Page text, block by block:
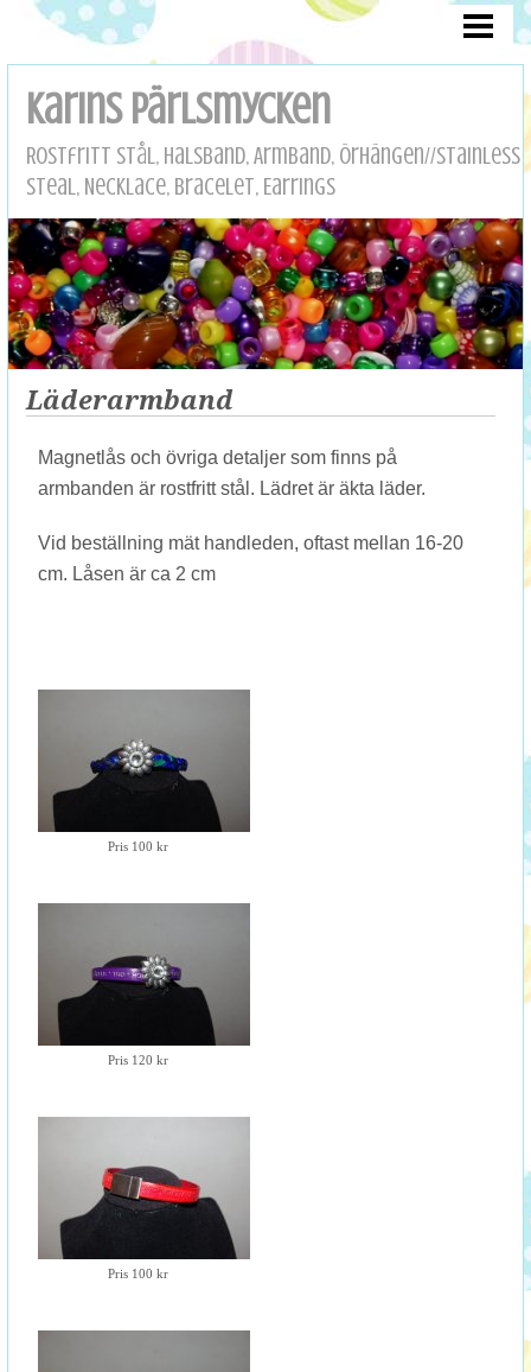
HEM/HOME
HALSBAND/HÄNGEN
ARMBAND
ÖRHÄNGEN/ EARRINGS
ROSTFRITT
DRÖMMAR
ÄNGLAR
KONTAKT/CONTACT
BETALNING/PAYMENT
Karins pärlsmycken
Rostfritt stål, Halsband, Armband, Örhängen//Stainless
Steal, Necklace, Bracelet, Earrings
Läderarmband
Magnetlås och övriga detaljer som finns på
armbanden är rostfritt stål. Lädret är äkta läder.
Vid beställning mät handleden, oftast mellan 16-20
cm. Låsen är ca 2 cm
Pris 100 kr
Pris 120 kr
Pris 100 kr